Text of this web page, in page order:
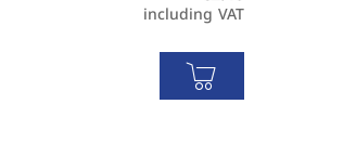
including VAT